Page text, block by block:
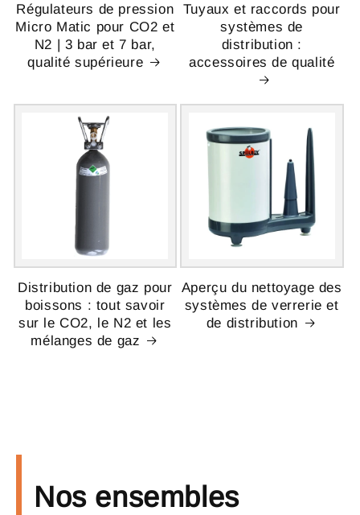
Régulateurs de pression
Micro Matic pour CO2 et
N2 | 3 bar et 7 bar,
qualité supérieure
Tuyaux et raccords pour
systèmes de
distribution :
accessoires de qualité
Distribution de gaz pour
boissons : tout savoir
sur le CO2, le N2 et les
mélanges de gaz
Aperçu du nettoyage des
systèmes de verrerie et
de distribution
Nos ensembles